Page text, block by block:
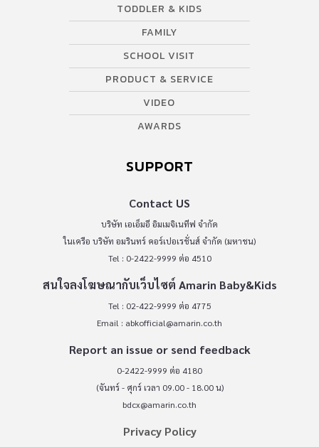
TODDLER & KIDS
FAMILY
SCHOOL VISIT
PRODUCT & SERVICE
VIDEO
AWARDS
SUPPORT
Contact US
บริษัท เอเอ็มอี อิมเมจิเนทีฟ จำกัด
ในเครือ บริษัท อมรินทร์ คอร์เปอเรชั่นส์ จำกัด (มหาชน)
Tel : 0-2422-9999 ต่อ 4510
สนใจลงโฆษณากับเว็บไซต์ Amarin Baby&Kids
Tel : 02-422-9999 ต่อ 4775
Email : abkofficial@amarin.co.th
Report an issue or send feedback
0-2422-9999 ต่อ 4180
(จันทร์ - ศุกร์ เวลา 09.00 - 18.00 น)
bdcx@amarin.co.th
Privacy Policy